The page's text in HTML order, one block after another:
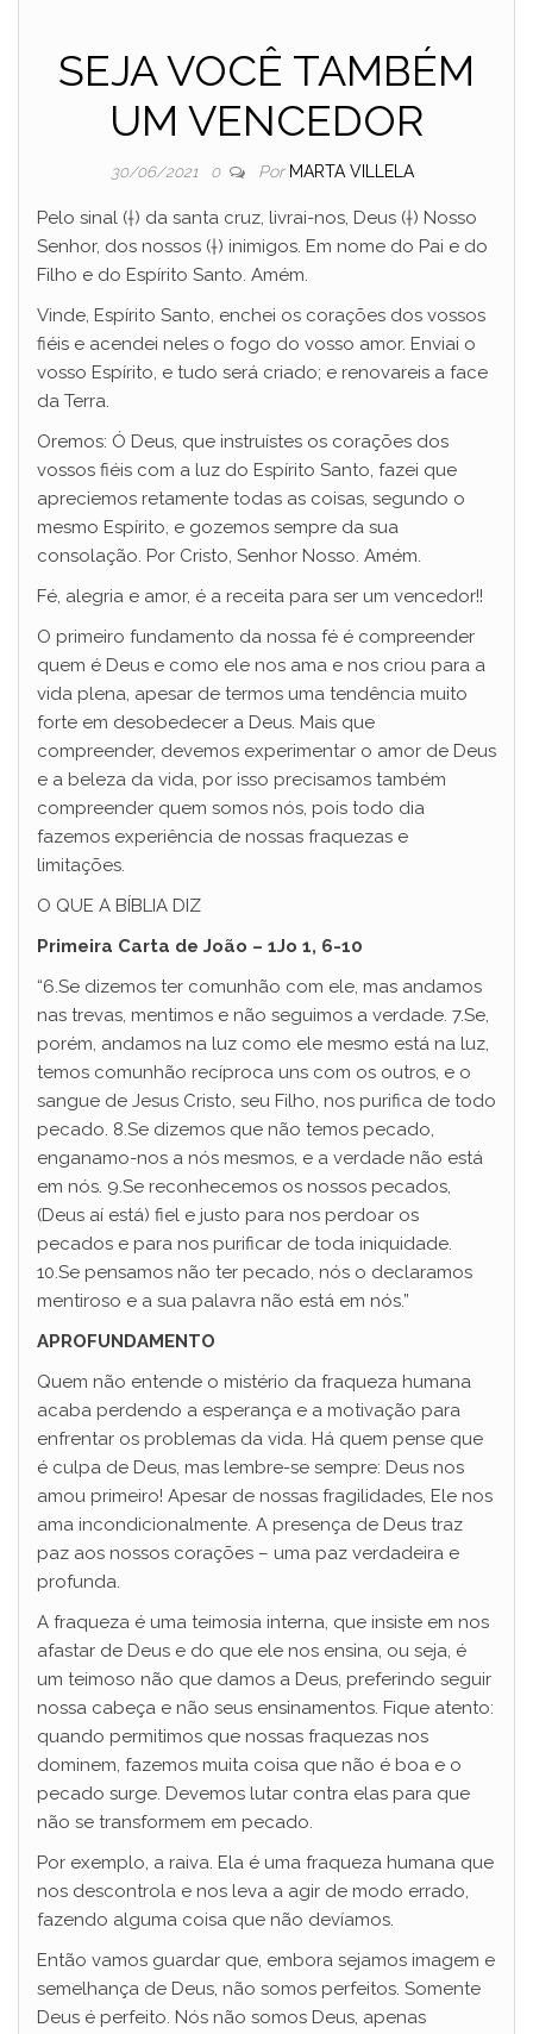
SEJA VOCÊ TAMBÉM
UM VENCEDOR
30/06/2021 0 Por MARTA VILLELA
Pelo sinal (†) da santa cruz, livrai-nos, Deus (†) Nosso
Senhor, dos nossos (†) inimigos. Em nome do Pai e do
Filho e do Espírito Santo. Amém.
Vinde, Espírito Santo, enchei os corações dos vossos
fiéis e acendei neles o fogo do vosso amor. Enviai o
vosso Espírito, e tudo será criado; e renovareis a face
da Terra.
Oremos: Ó Deus, que instruístes os corações dos
vossos fiéis com a luz do Espírito Santo, fazei que
apreciemos retamente todas as coisas, segundo o
mesmo Espírito, e gozemos sempre da sua
consolação. Por Cristo, Senhor Nosso. Amém.
Fé, alegria e amor, é a receita para ser um vencedor!!
O primeiro fundamento da nossa fé é compreender
quem é Deus e como ele nos ama e nos criou para a
vida plena, apesar de termos uma tendência muito
forte em desobedecer a Deus. Mais que
compreender, devemos experimentar o amor de Deus
e a beleza da vida, por isso precisamos também
compreender quem somos nós, pois todo dia
fazemos experiência de nossas fraquezas e
limitações.
O QUE A BÍBLIA DIZ
Primeira Carta de João – 1Jo 1, 6-10
“6.Se dizemos ter comunhão com ele, mas andamos
nas trevas, mentimos e não seguimos a verdade. 7.Se,
porém, andamos na luz como ele mesmo está na luz,
temos comu­nhão recíproca uns com os outros, e o
sangue de Jesus Cristo, seu Filho, nos purifica de todo
pecado. 8.Se dizemos que não temos pecado,
enganamo-nos a nós mesmos, e a verdade não está
em nós. 9.Se reconhecemos os nossos pecados,
(Deus aí está) fiel e justo para nos perdoar os
pecados e para nos purificar de toda iniquidade.
10.Se pensamos não ter pecado, nós o declaramos
mentiroso e a sua palavra não está em nós.”
APROFUNDAMENTO
Quem não entende o mistério da fraqueza humana
acaba perdendo a esperança e a motivação para
enfrentar os problemas da vida. Há quem pense que
é culpa de Deus, mas lembre-se sempre: Deus nos
amou primeiro! Apesar de nossas fragilidades, Ele nos
ama incondicionalmente. A presença de Deus traz
paz aos nossos corações – uma paz verdadeira e
profunda.
A fraqueza é uma teimosia interna, que insiste em nos
afastar de Deus e do que ele nos ensina, ou seja, é
um teimoso não que damos a Deus, preferindo seguir
nossa cabeça e não seus ensinamentos. Fique atento:
quando permitimos que nossas fraquezas nos
dominem, fazemos muita coisa que não é boa e o
pecado surge. Devemos lutar contra elas para que
não se transformem em pecado.
Por exemplo, a raiva. Ela é uma fraqueza humana que
nos descontrola e nos leva a agir de modo errado,
fazendo alguma coisa que não devíamos.
Então vamos guardar que, embora sejamos imagem e
semelhança de Deus, não somos perfeitos. Somente
Deus é perfeito. Nós não somos Deus, apenas